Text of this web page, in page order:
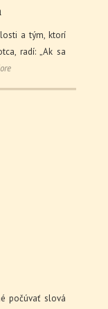
a tým, ktorí
radí: „Ak sa
počúvať slová